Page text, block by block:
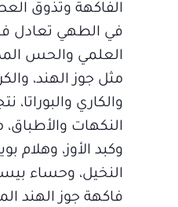
الفاكهة وتذوق
في الطهي تعادل
العلمي والحس
مثل جوز الهند،
والكاري
النكهات
وكبد الأوز،
النخيل، وحساء
فاكهة جوز الهند